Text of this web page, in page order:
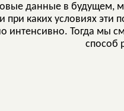
данные в будущем,
и при каких условиях
интенсивно. Тогда мы
способ